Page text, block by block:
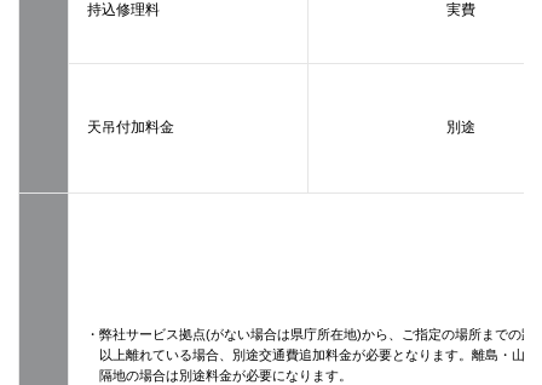
持込修理料 実費
天吊付加料金 別途
・弊社サービス拠点(がない場合は県庁所在地)から、ご指定の場所までの距
以上離れている場合、別途交通費追加料金が必要となります。離島・山間
隔地の場合は別途料金が必要になります。